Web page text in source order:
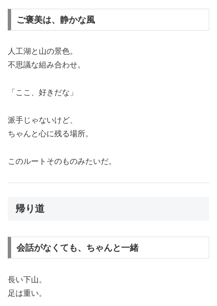
ご褒美は、静かな風
人工湖と山の景色。
不思議な組み合わせ。
「ここ、好きだな」
派手じゃないけど、
ちゃんと心に残る場所。
このルートそのものみたいだ。
帰り道
会話がなくても、ちゃんと一緒
長い下山。
足は重い。